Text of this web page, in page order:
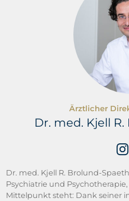
Ärztlicher
Dr. med. Kjell
Dr. med. Kjell R. Brolund-
Psychiatrie und
Mittelpunkt steht: Dank seiner